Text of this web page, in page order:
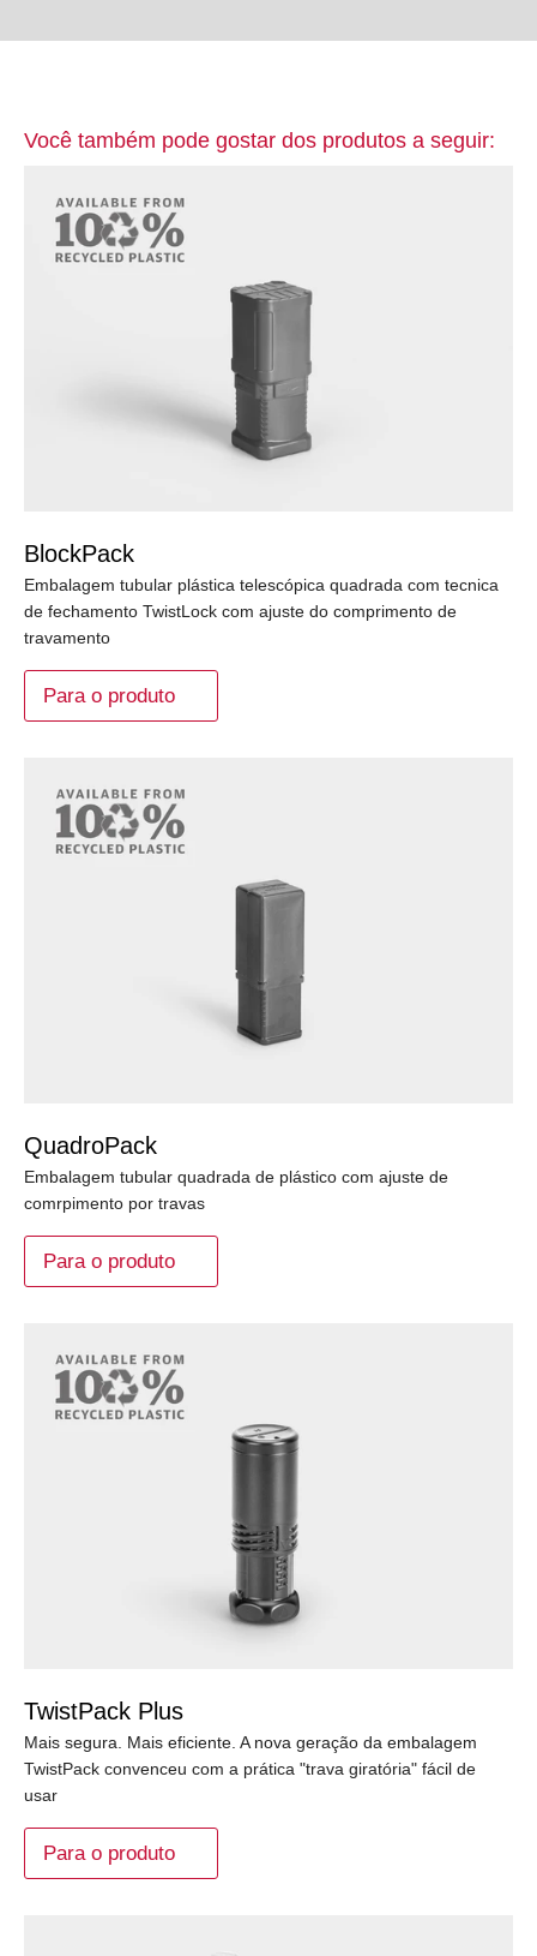
Você também pode gostar dos produtos a seguir:
BlockPack
Embalagem tubular plástica telescópica quadrada com tecnica
de fechamento TwistLock com ajuste do comprimento de
travamento
Para o produto
QuadroPack
Embalagem tubular quadrada de plástico com ajuste de
comrpimento por travas
Para o produto
TwistPack Plus
Mais segura. Mais eficiente. A nova geração da embalagem
TwistPack convenceu com a prática "trava giratória" fácil de
usar
Para o produto